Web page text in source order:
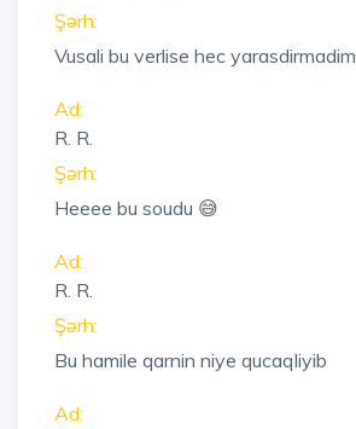
Şərh:
Vusali bu verlise hec yarasdirmadim
Ad:
R. R.
Şərh:
Heeee bu soudu 😅
Ad:
R. R.
Şərh:
Bu hamile qarnin niye qucaqliyib
Ad: